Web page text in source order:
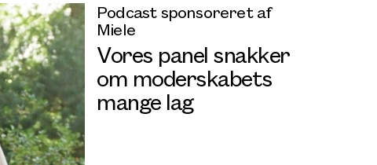
Podcast sponsoreret af
Miele
Vores panel snakker
om moderskabets
mange lag